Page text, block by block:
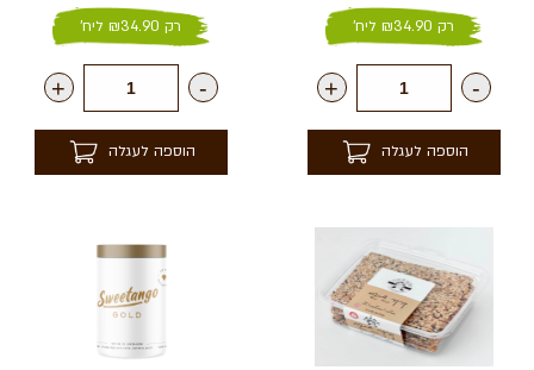
רק ₪34.90 ליח'
-
+
הוספה לעגלה
רק ₪34.90 ליח'
-
+
הוספה לעגלה